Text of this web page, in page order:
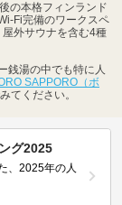
の本格フィンランド
Fi完備のワークスペ
屋外サウナを含む4種
銭湯の中でも特に人
SAPPORO（ボ
てください。
グ2025
、2025年の人